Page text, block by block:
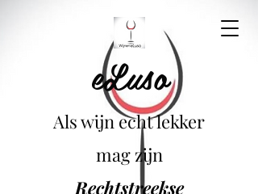
eLuso
Als wijn echt lekker
mag zijn
Rechtstreekse